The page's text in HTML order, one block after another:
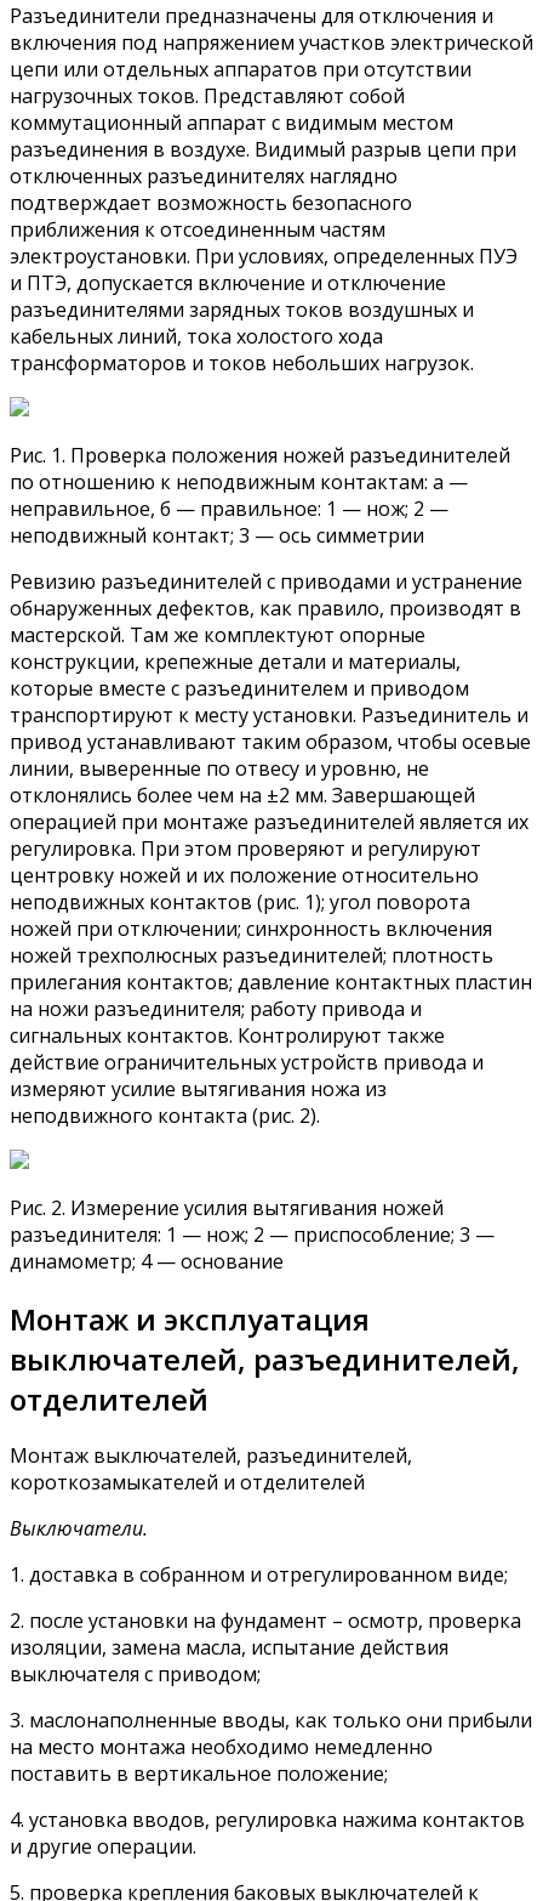
Разъединители предназначены для отключения и
включения под напряжением участков электрической
цепи или отдельных аппаратов при отсутствии
нагрузочных токов. Представляют собой
коммутационный аппарат с видимым местом
разъединения в воздухе. Видимый разрыв цепи при
отключенных разъединителях наглядно
подтверждает возможность безопасного
приближения к отсоединенным частям
электроустановки. При условиях, определенных ПУЭ
и ПТЭ, допускается включение и отключение
разъединителями зарядных токов воздушных и
кабельных линий, тока холостого хода
трансформаторов и токов небольших нагрузок.
Рис. 1. Проверка положения ножей разъединителей
по отношению к неподвижным контактам: а —
неправильное, б — правильное: 1 — нож; 2 —
неподвижный контакт; 3 — ось симметрии
Ревизию разъединителей с приводами и устранение
обнаруженных дефектов, как правило, производят в
мастерской. Там же комплектуют опорные
конструкции, крепежные детали и материалы,
которые вместе с разъединителем и приводом
транспортируют к месту установки. Разъединитель и
привод устанавливают таким образом, чтобы осевые
линии, выверенные по отвесу и уровню, не
отклонялись более чем на ±2 мм. Завершающей
операцией при монтаже разъединителей является их
регулировка. При этом проверяют и регулируют
центровку ножей и их положение относительно
неподвижных контактов (рис. 1); угол поворота
ножей при отключении; синхронность включения
ножей трехполюсных разъединителей; плотность
прилегания контактов; давление контактных пластин
на ножи разъединителя; работу привода и
сигнальных контактов. Контролируют также
действие ограничительных устройств привода и
измеряют усилие вытягивания ножа из
неподвижного контакта (рис. 2).
Рис. 2. Измерение усилия вытягивания ножей
разъединителя: 1 — нож; 2 — приспособление; 3 —
динамометр; 4 — основание
Монтаж и эксплуатация
выключателей, разъединителей,
отделителей
Монтаж выключателей, разъединителей,
короткозамыкателей и отделителей
Выключатели.
1. доставка в собранном и отрегулированном виде;
2. после установки на фундамент – осмотр, проверка
изоляции, замена масла, испытание действия
выключателя с приводом;
3. маслонаполненные вводы, как только они прибыли
на место монтажа необходимо немедленно
поставить в вертикальное положение;
4. установка вводов, регулировка нажима контактов
и другие операции.
5. проверка крепления баковых выключателей к